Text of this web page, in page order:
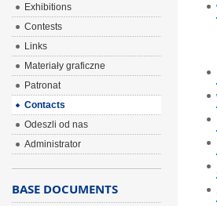
Exhibitions
Contests
Links
Materiały graficzne
Patronat
Contacts
Odeszli od nas
Administrator
BASE DOCUMENTS